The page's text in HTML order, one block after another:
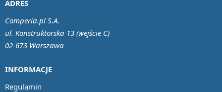
INFORMACJE
Regulamin
ADRES
Comperia.pl S.A.
ul. Konstruktorska 13 (wejście C)
02-673 Warszawa